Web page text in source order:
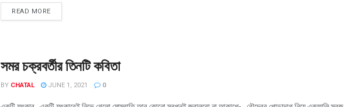
READ MORE
সমর চক্রবর্তীর তিনটি কবিতা
BY CHATAL JUNE 1, 2021 0